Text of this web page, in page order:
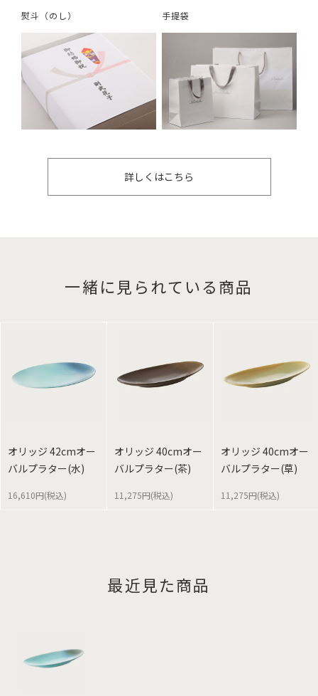
熨斗（のし） 手提袋
詳しくはこちら
一緒に見られている商品
オリッジ 42cmオー
バルプラター(水)
16,610円(税込)
オリッジ 40cmオー
バルプラター(茶)
11,275円(税込)
オリッジ 40cmオー
バルプラター(草)
11,275円(税込)
最近見た商品